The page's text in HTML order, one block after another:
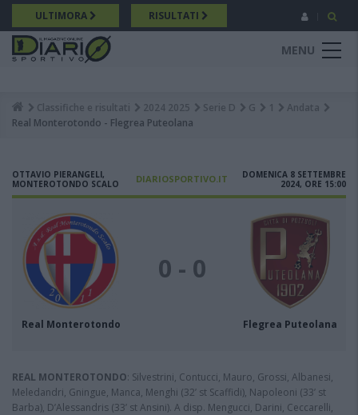
Salta
al
contenuto
principale
ULTIMORA RISULTATI
MENU
Breadcrumb
Classifiche e risultati 2024 2025 Serie D G 1
Andata
Real Monterotondo - Flegrea Puteolana
OTTAVIO PIERANGELI,
MONTEROTONDO SCALO
DIARIOSPORTIVO.IT
DOMENICA 8 SETTEMBRE
2024, ORE 15:00
Real Monterotondo
0 - 0
Flegrea Puteolana
REAL MONTEROTONDO: Silvestrini, Contucci, Mauro, Grossi, Albanesi,
Meledandri, Gningue, Manca, Menghi (32’ st Scaffidi), Napoleoni (33’ st
Barba), D’Alessandris (33’ st Ansini). A disp. Mengucci, Darini, Ceccarelli,